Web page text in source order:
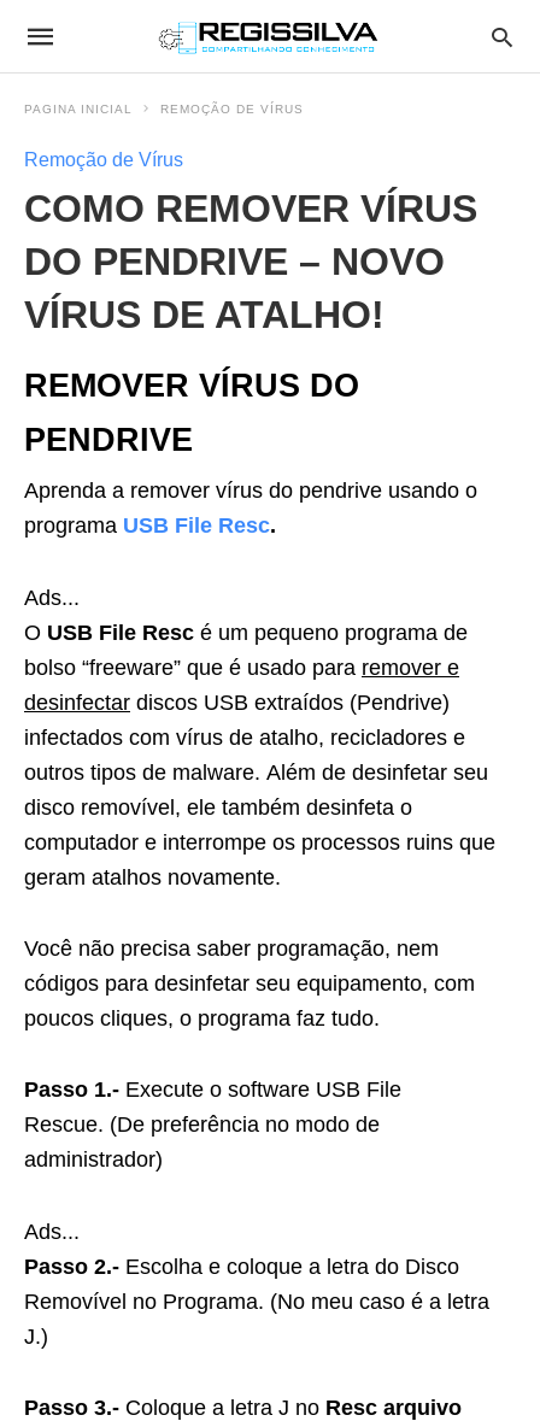
PAGINA INICIAL REMOÇÃO DE VÍRUS
Remoção de Vírus
COMO REMOVER VÍRUS
DO PENDRIVE – NOVO
VÍRUS DE ATALHO!
REMOVER VÍRUS DO
PENDRIVE
Aprenda a remover vírus do pendrive usando o
programa USB File Resc.
Ads...
O USB File Resc é um pequeno programa de
bolso “freeware” que é usado para remover e
desinfectar discos USB extraídos (Pendrive)
infectados com vírus de atalho, recicladores e
outros tipos de malware. Além de desinfetar seu
disco removível, ele também desinfeta o
computador e interrompe os processos ruins que
geram atalhos novamente.
Você não precisa saber programação, nem
códigos para desinfetar seu equipamento, com
poucos cliques, o programa faz tudo.
Passo 1.- Execute o software USB File
Rescue. (De preferência no modo de
administrador)
Ads...
Passo 2.- Escolha e coloque a letra do Disco
Removível no Programa. (No meu caso é a letra
J.)
Passo 3.- Coloque a letra J no Resc arquivo